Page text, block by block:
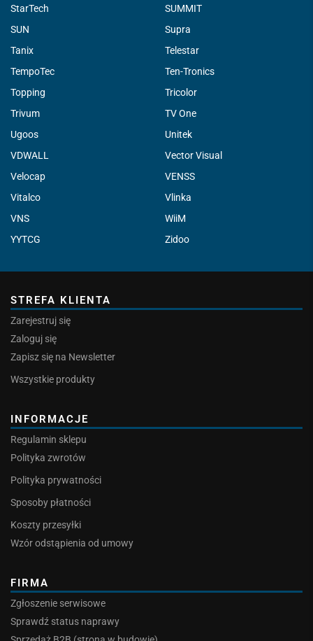
StarTech
SUMMIT
SUN
Supra
Tanix
Telestar
TempoTec
Ten-Tronics
Topping
Tricolor
Trivum
TV One
Ugoos
Unitek
VDWALL
Vector Visual
Velocap
VENSS
Vitalco
Vlinka
VNS
WiiM
YYTCG
Zidoo
STREFA KLIENTA
Zarejestruj się
Zaloguj się
Zapisz się na Newsletter
Wszystkie produkty
INFORMACJE
Regulamin sklepu
Polityka zwrotów
Polityka prywatności
Sposoby płatności
Koszty przesyłki
Wzór odstąpienia od umowy
FIRMA
Zgłoszenie serwisowe
Sprawdź status naprawy